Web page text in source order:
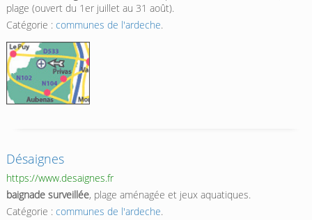
plage (ouvert du 1er juillet au 31 août).
Catégorie : communes de l'ardeche.
Désaignes
https://www.desaignes.fr
baignade surveillée, plage aménagée et jeux aquatiques.
Catégorie : communes de l'ardeche.